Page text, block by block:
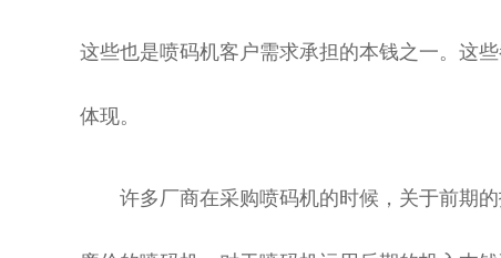
这些也是喷码机客户需求承担的本钱之一。这
体现。
许多厂商在采购喷码机的时候，关于前期的